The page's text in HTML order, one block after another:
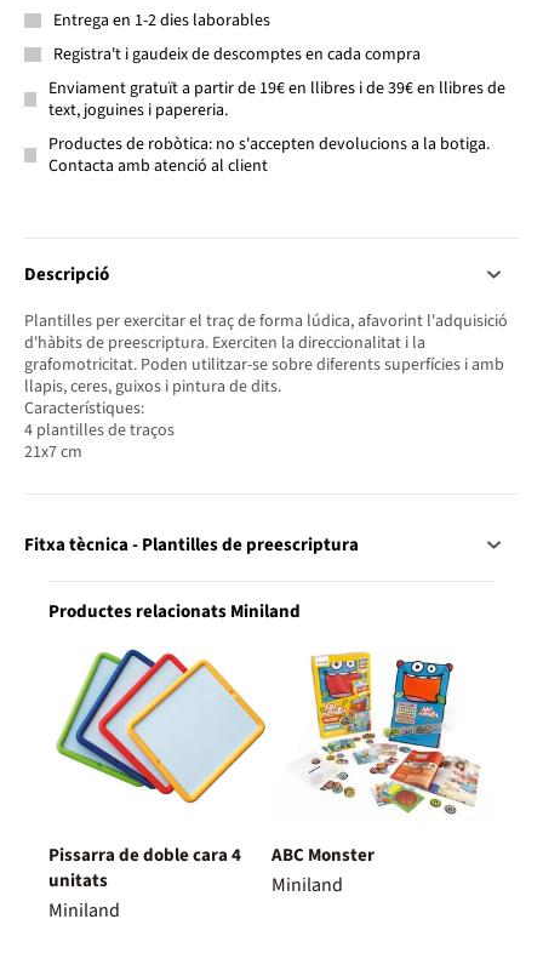
Entrega en 1-2 dies laborables
Registra't i gaudeix de descomptes en cada compra
Enviament gratuït a partir de 19€ en llibres i de 39€ en llibres de
text, joguines i papereria.
Productes de robòtica: no s'accepten devolucions a la botiga.
Contacta amb atenció al client
Descripció
Plantilles per exercitar el traç de forma lúdica, afavorint l'adquisició
d'hàbits de preescriptura. Exerciten la direccionalitat i la
grafomotricitat. Poden utilitzar-se sobre diferents superfícies i amb
llapis, ceres, guixos i pintura de dits.
Característiques:
4 plantilles de traços
21x7 cm
Fitxa tècnica - Plantilles de preescriptura
Productes relacionats Miniland
Pissarra de doble cara 4
unitats
Miniland
ABC Monster
Miniland